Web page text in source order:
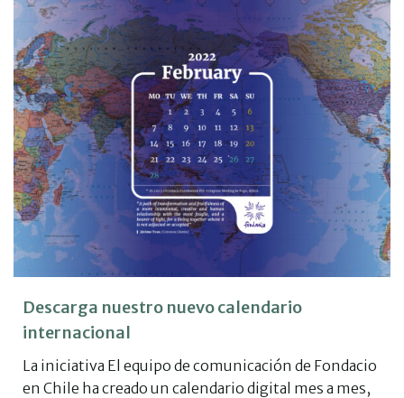
Descarga nuestro nuevo calendario
internacional
La iniciativa El equipo de comunicación de Fondacio
en Chile ha creado un calendario digital mes a mes,